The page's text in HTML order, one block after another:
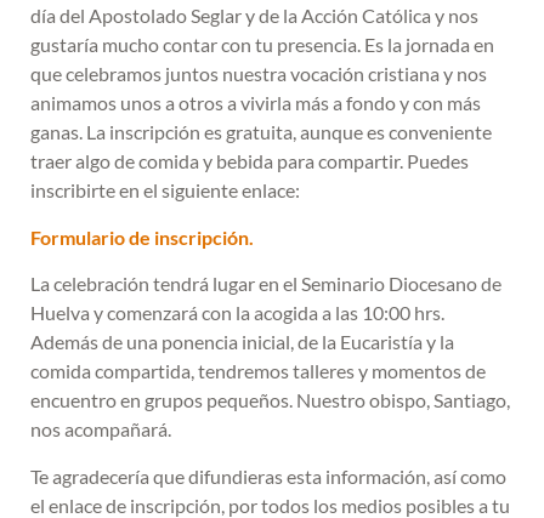
día del Apostolado Seglar y de la Acción Católica y nos
gustaría mucho contar con tu presencia. Es la jornada en
que celebramos juntos nuestra vocación cristiana y nos
animamos unos a otros a vivirla más a fondo y con más
ganas. La inscripción es gratuita, aunque es conveniente
traer algo de comida y bebida para compartir. Puedes
inscribirte en el siguiente enlace:
Formulario de inscripción.
La celebración tendrá lugar en el Seminario Diocesano de
Huelva y comenzará con la acogida a las 10:00 hrs.
Además de una ponencia inicial, de la Eucaristía y la
comida compartida, tendremos talleres y momentos de
encuentro en grupos pequeños. Nuestro obispo, Santiago,
nos acompañará.
Te agradecería que difundieras esta información, así como
el enlace de inscripción, por todos los medios posibles a tu